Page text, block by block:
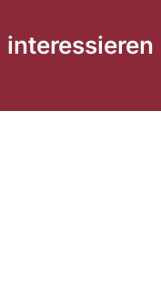
interessieren